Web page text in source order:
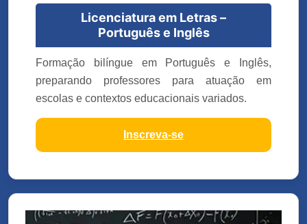
Licenciatura em Letras –
Português e Inglês
Formação bilíngue em Português e Inglês,
preparando professores para atuação em
escolas e contextos educacionais variados.
Inscreva-se